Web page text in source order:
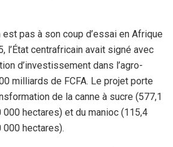
est pas à son coup d’essai en Afrique
l’État centrafricain avait signé avec
d’investissement dans l’agro-
milliards de FCFA. Le projet porte
de la canne à sucre (577,1
000 hectares) et du manioc (115,4
000 hectares).